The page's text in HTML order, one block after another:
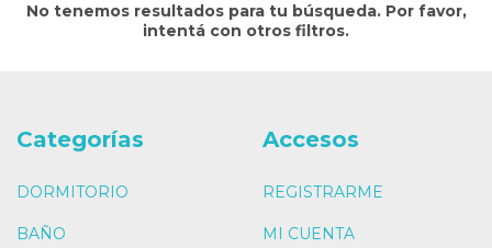
No tenemos resultados para tu búsqueda. Por favor,
intentá con otros filtros.
Categorías
DORMITORIO
BAÑO
Accesos
REGISTRARME
MI CUENTA